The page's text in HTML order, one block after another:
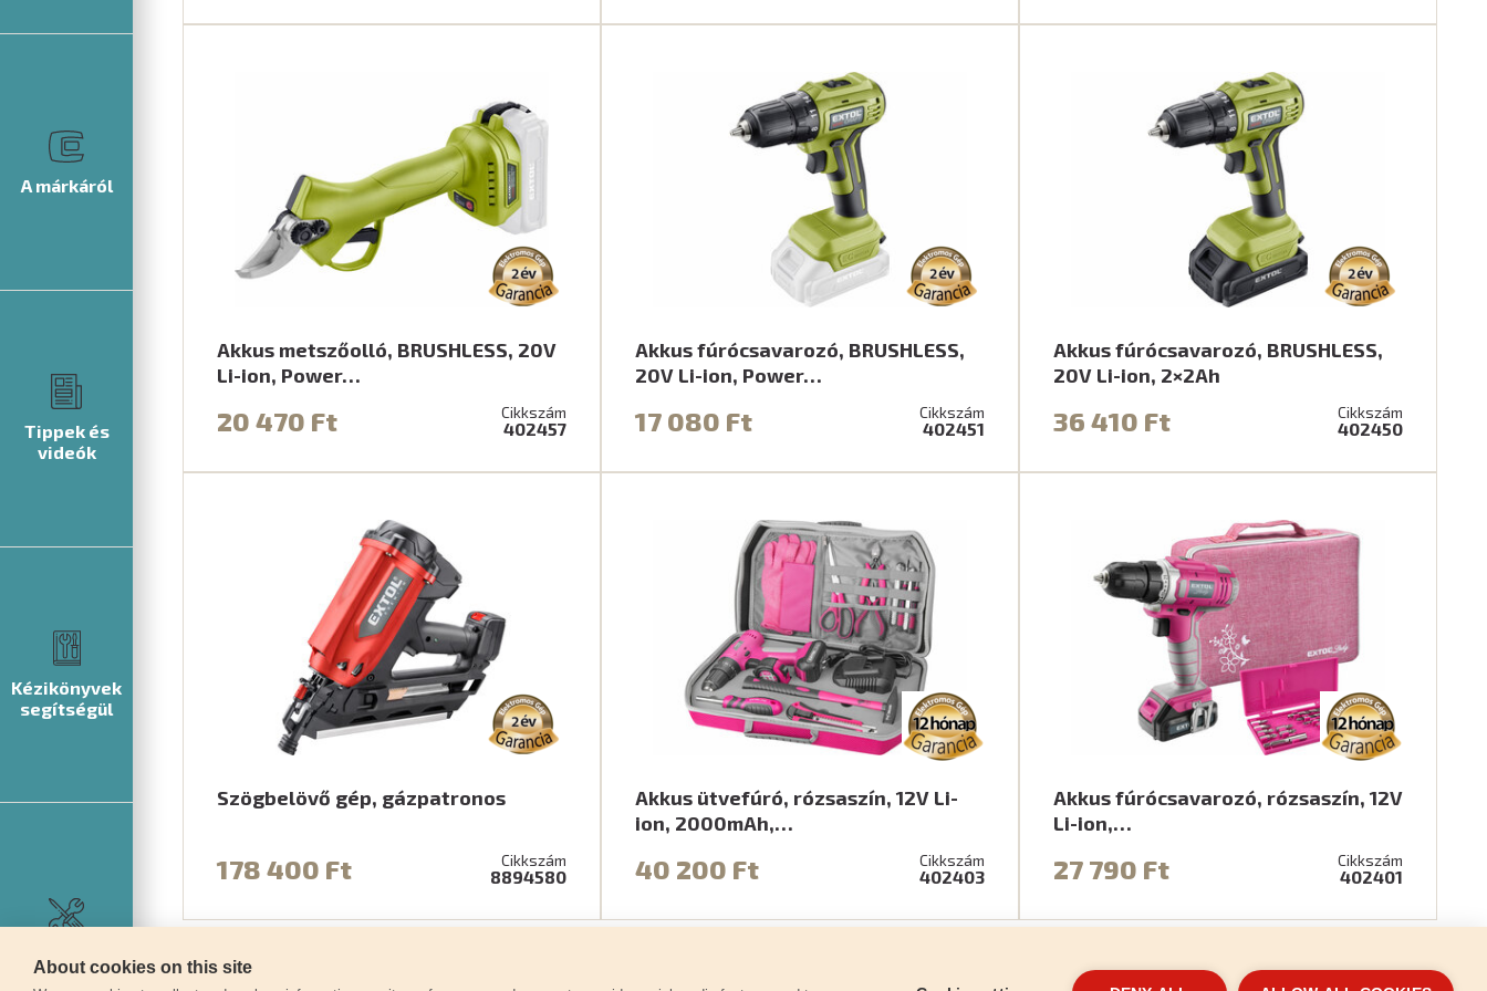
A márkáról
Tippek és
videók
Kézikönyvek
segítségül
Akkus metszőolló, BRUSHLESS, 20V
Li-ion, Power…
20 470 Ft Cikkszám
402457
Akkus fúrócsavarozó, BRUSHLESS,
20V Li-ion, Power…
17 080 Ft Cikkszám
402451
Akkus fúrócsavarozó, BRUSHLESS,
20V Li-ion, 2×2Ah
36 410 Ft Cikkszám
402450
Szögbelövő gép, gázpatronos
178 400 Ft Cikkszám
8894580
Akkus ütvefúró, rózsaszín, 12V Li-
ion, 2000mAh,…
40 200 Ft Cikkszám
402403
Akkus fúrócsavarozó, rózsaszín, 12V
Li-ion,…
27 790 Ft Cikkszám
402401
Panaszkezelési eljárás Jótállási feltételek Személyes adatok védelme Kapcsolat
About cookies on this site